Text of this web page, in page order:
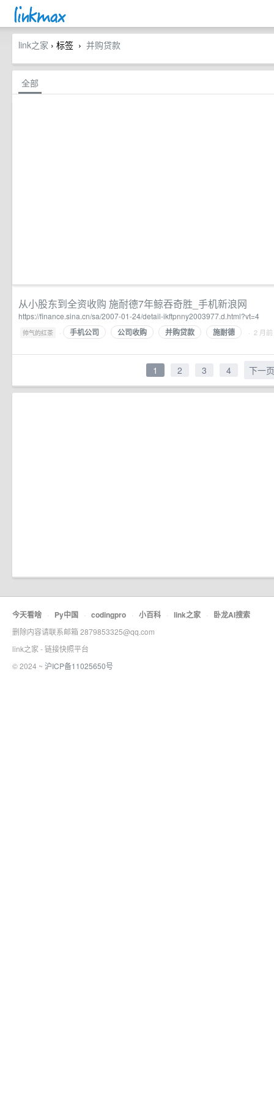
link之家 › 标签 › 并购贷款
全部
从小股东到全资收购 施耐德7年鲸吞奇胜_手机新浪网
https://finance.sina.cn/sa/2007-01-24/detail-ikftpnny2003977.d.html?vt=4
帅气的红茶 · 手机公司 公司收购 并购贷款 施耐德 · 2 月前
1 2 3 4 下一页
今天看啥 · Py中国 · codingpro · 小百科 · link之家 · 卧龙AI搜索
删除内容请联系邮箱 2879853325@qq.com
link之家 - 链接快照平台
© 2024 ~ 沪ICP备11025650号